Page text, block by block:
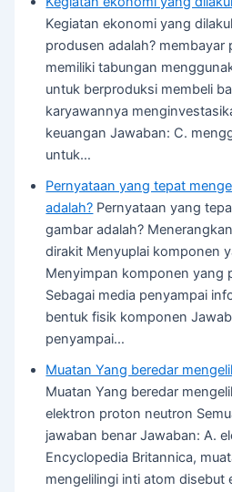
Kegiatan ekonomi yang
produsen adalah? membayar
memiliki tabungan
untuk berproduksi membeli
karyawannya
keuangan Jawaban: C.
untuk…
Pernyataan yang tepat
adalah? Pernyataan yang
gambar adalah?
dirakit Menyuplai komponen
Menyimpan komponen yang
Sebagai media penyampai
bentuk fisik komponen
penyampai…
Muatan Yang beredar
Muatan Yang beredar
elektron proton neutron
jawaban benar Jawaban: A.
Encyclopedia Britannica,
mengelilingi inti atom disebut